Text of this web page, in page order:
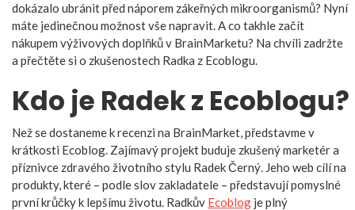
dokázalo ubránit před náporem zákeřných mikroorganismů? Nyní
máte jedinečnou možnost vše napravit. A co takhle začít
nákupem výživových doplňků v BrainMarketu? Na chvíli zadržte
a přečtěte si o zkušenostech Radka z Ecoblogu.
Kdo je Radek z Ecoblogu?
Než se dostaneme k recenzi na BrainMarket, představme v
krátkosti Ecoblog. Zajímavý projekt buduje zkušený marketér a
příznivce zdravého životního stylu Radek Černý. Jeho web cílí na
produkty, které – podle slov zakladatele – představují pomyslné
první krůčky k lepšímu životu. Radkův Ecoblog je plný